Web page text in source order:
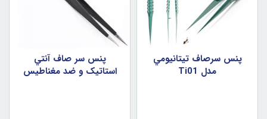
پنس سرصاف تيتانيومي
مدل Ti01
پنس سر صاف آنتي
استاتيک و ضد مغناطيس